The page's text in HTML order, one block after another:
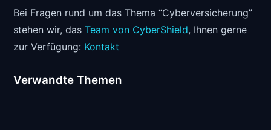
Bei Fragen rund um das Thema “Cyberversicherung”
stehen wir, das Team von CyberShield, Ihnen gerne
zur Verfügung: Kontakt
Verwandte Themen